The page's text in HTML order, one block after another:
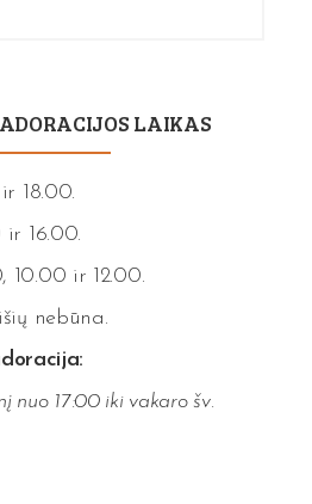
LAIKAS
18.00.
16.00.
10.00 ir 12.00.
nebūna.
nuo 17:00 iki vakaro šv.